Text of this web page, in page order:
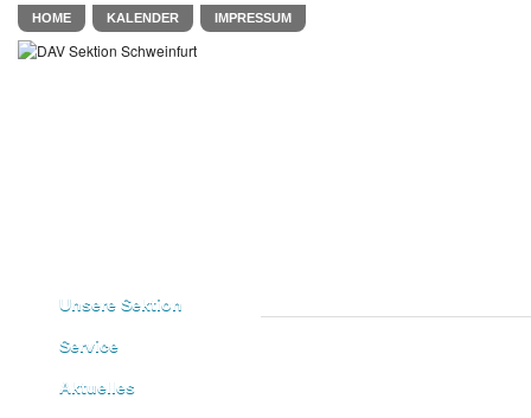
HOME KALENDER IMPRESSUM
Unsere Sektion
Service
Aktuelles